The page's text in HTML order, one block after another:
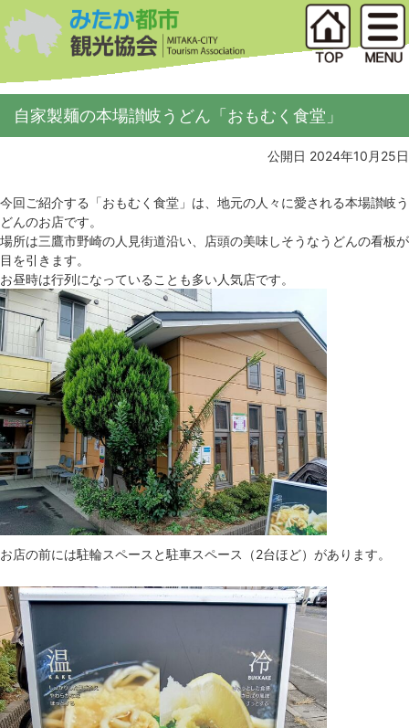
自家製麺の本場讃岐うどん「おもむく食堂」
公開日 2024年10月25日
今回ご紹介する「おもむく食堂」は、地元の人々に愛される本場讃岐う
どんのお店です。
場所は三鷹市野崎の人見街道沿い、店頭の美味しそうなうどんの看板が
目を引きます。
お昼時は行列になっていることも多い人気店です。
お店の前には駐輪スペースと駐車スペース（2台ほど）があります。